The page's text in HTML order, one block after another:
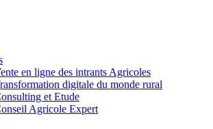
en ligne des intrants Agricoles
digitale du monde rural
et Etude
Agricole Expert